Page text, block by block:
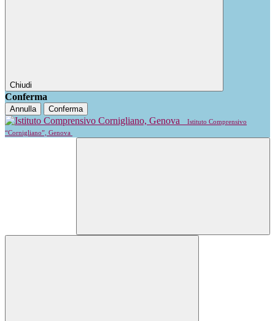
Chiudi
Conferma
Annulla Conferma
Istituto Comprensivo
“Cornigliano”, Genova